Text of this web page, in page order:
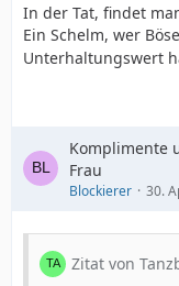
In der Tat, findet
Ein Schelm, wer
Unterhaltungswert
Komplimente
Frau
Blockierer 30.
Zitat von